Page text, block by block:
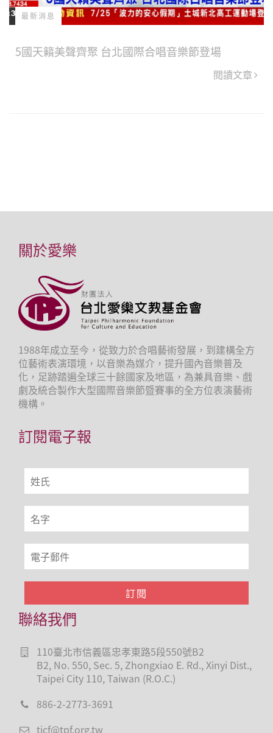
最新消息
5國天籟美聲齊聚 台北國際合唱音樂節登場
閱讀文章
關於愛樂
1988年成立至今，從致力於合唱藝術發展，到建構全方
位藝術表演環境，以音樂為媒介，提升國內音樂普及
化，足跡踏遍全球三十餘國家及地區，為兼具音樂、戲
劇及統合製作大型國際音樂節暨賽事的全方位表演藝術
機構。
訂閱電子報
聯絡我們
110臺北市信義區忠孝東路5段550號B2
B2, No. 550, Sec. 5, Zhongxiao E. Rd., Xinyi Dist.,
Taipei City 110, Taiwan (R.O.C.)
886-2-2773-3691
ticf@tpf.org.tw